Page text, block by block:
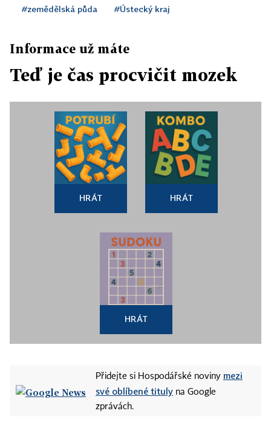
#zemědělská půda #Ústecký kraj
Informace už máte
Teď je čas procvičit mozek
HRÁT HRÁT
HRÁT
Přidejte si Hospodářské noviny mezi
své oblíbené tituly na Google
zprávách.